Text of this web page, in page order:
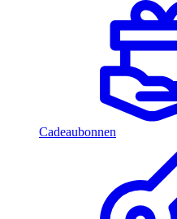
Cadeaubonnen